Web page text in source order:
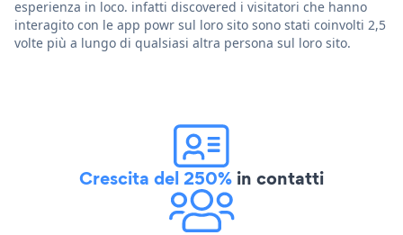
esperienza in loco. infatti discovered i visitatori che hanno
interagito con le app powr sul loro sito sono stati coinvolti 2,5
volte più a lungo di qualsiasi altra persona sul loro sito.
Crescita del 250% in contatti